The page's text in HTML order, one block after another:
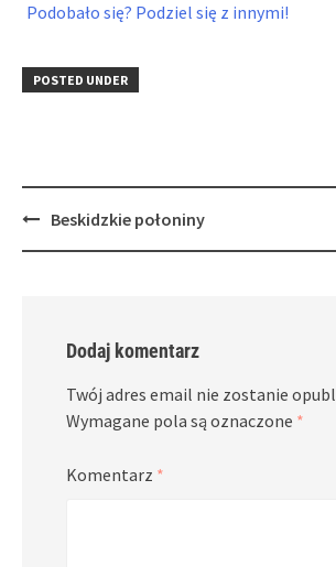
Podobało się? Podziel się z innymi!
POSTED UNDER
PostBeskidzkie połoniny
Dodaj komentarz
Twój adres email nie zostanie
Wymagane pola są oznaczone *
Komentarz *